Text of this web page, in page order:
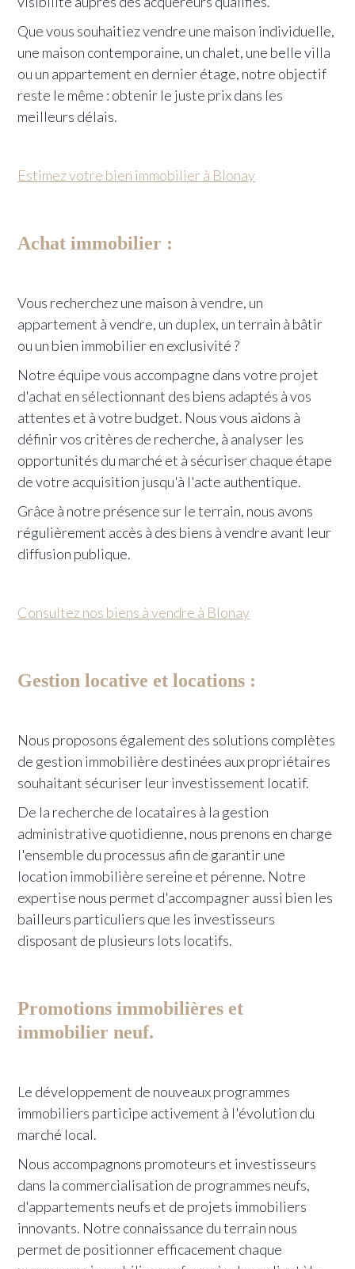
Que vous souhaitiez vendre une maison individuelle,
une maison contemporaine, un chalet, une belle villa
ou un appartement en dernier étage, notre objectif
reste le même : obtenir le juste prix dans les
meilleurs délais.
Estimez votre bien immobilier à Blonay
Achat immobilier :
Vous recherchez une maison à vendre, un
appartement à vendre, un duplex, un terrain à bâtir
ou un bien immobilier en exclusivité ?
Notre équipe vous accompagne dans votre projet
d'achat en sélectionnant des biens adaptés à vos
attentes et à votre budget. Nous vous aidons à
définir vos critères de recherche, à analyser les
opportunités du marché et à sécuriser chaque étape
de votre acquisition jusqu'à l'acte authentique.
Grâce à notre présence sur le terrain, nous avons
régulièrement accès à des biens à vendre avant leur
diffusion publique.
Consultez nos biens à vendre à Blonay
Gestion locative et locations :
Nous proposons également des solutions complètes
de gestion immobilière destinées aux propriétaires
souhaitant sécuriser leur investissement locatif.
De la recherche de locataires à la gestion
administrative quotidienne, nous prenons en charge
l'ensemble du processus afin de garantir une
location immobilière sereine et pérenne. Notre
expertise nous permet d'accompagner aussi bien les
bailleurs particuliers que les investisseurs
disposant de plusieurs lots locatifs.
Promotions immobilières et
immobilier neuf.
Le développement de nouveaux programmes
immobiliers participe activement à l'évolution du
marché local.
Nous accompagnons promoteurs et investisseurs
dans la commercialisation de programmes neufs,
d'appartements neufs et de projets immobiliers
innovants. Notre connaissance du terrain nous
permet de positionner efficacement chaque